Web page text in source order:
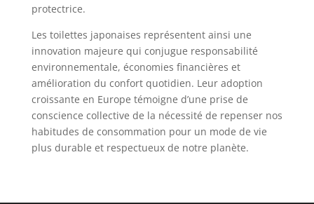
protectrice.
Les toilettes japonaises représentent ainsi une
innovation majeure qui conjugue responsabilité
environnementale, économies financières et
amélioration du confort quotidien. Leur adoption
croissante en Europe témoigne d’une prise de
conscience collective de la nécessité de repenser nos
habitudes de consommation pour un mode de vie
plus durable et respectueux de notre planète.